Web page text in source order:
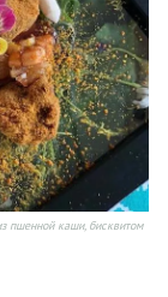
пшенной каши, бисквитом